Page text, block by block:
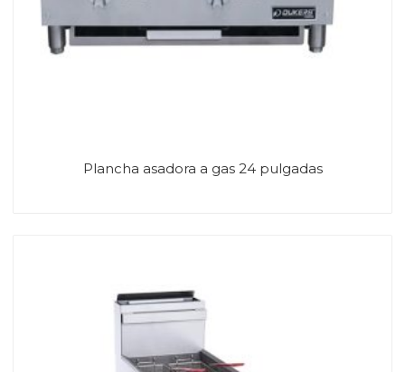
Plancha asadora a gas 24 pulgadas